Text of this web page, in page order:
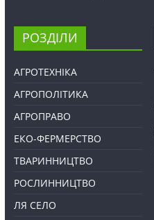
РОЗДІЛИ
АГРОТЕХНІКА
АГРОПОЛІТИКА
АГРОПРАВО
ЕКО-ФЕРМЕРСТВО
ТВАРИННИЦТВО
РОСЛИННИЦТВО
ЛЯ СЕЛО